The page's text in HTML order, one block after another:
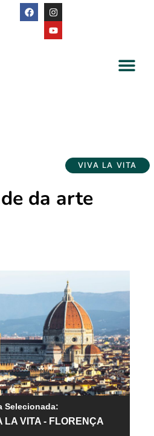
VIVA LA VITA
da arte
Selecionada:
LA VITA - FLORENÇA